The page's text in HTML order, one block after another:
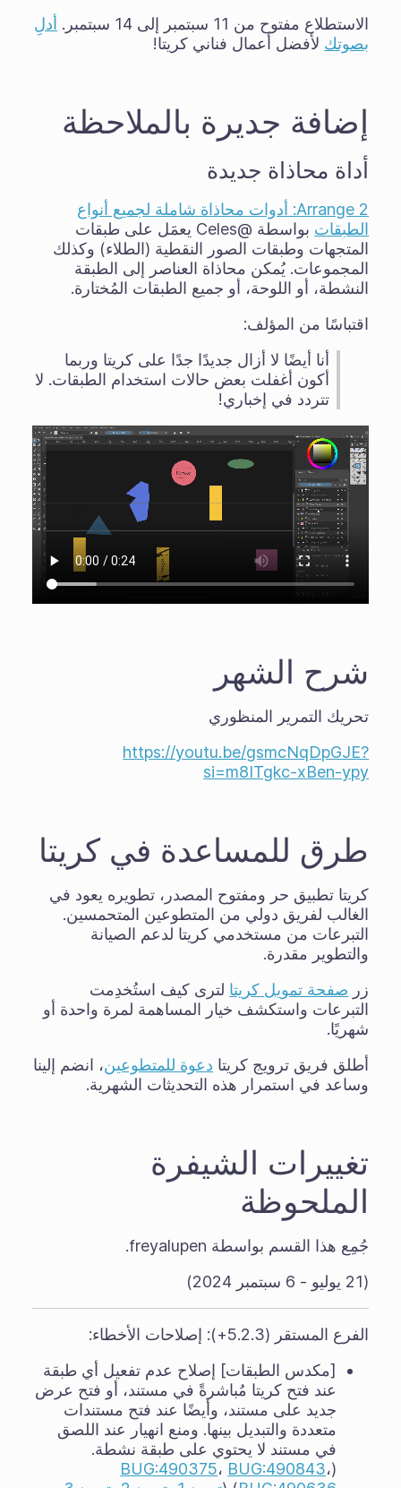
الاستطلاع مفتوح من 11 سبتمبر إلى 14 سبتمبر.
أدلِ
بصوتك لأفضل أعمال فناني كريتا!
إضافة جديرة بالملاحظة
أداة محاذاة جديدة
Arrange 2: أدوات محاذاة شاملة لجميع أنواع
الطبقات
بواسطة @Celes يعمَل على طبقات
المتجهات وطبقات الصور النقطية (الطلاء) وكذلك
المجموعات. يُمكن محاذاة العناصر إلى الطبقة
النشطة، أو اللوحة، أو جميع الطبقات المُختارة.
اقتباسًا من المؤلف:
أنا أيضًا لا أزال جديدًا جدًا على كريتا وربما
أكون أغفلت بعض حالات استخدام الطبقات. لا
تتردد في إخباري!
شرح الشهر
تحريك التمرير المنظوري
https://youtu.be/gsmcNqDpGJE?
si=m8ITgkc-xBen-ypy
طرق للمساعدة في كريتا
كريتا تطبيق حر ومفتوح المصدر، تطويره يعود في
الغالب لفريق دولي من المتطوعين المتحمسين.
التبرعات من مستخدمي كريتا لدعم الصيانة
والتطوير مقدرة.
زر صفحة تمويل كريتا لترى كيف استُخدِمت
التبرعات واستكشف خيار المساهمة لمرة واحدة أو
شهريًا.
أطلق فريق ترويج كريتا دعوة للمتطوعين، انضم إلينا
وساعد في استمرار هذه التحديثات الشهرية.
تغييرات الشيفرة
الملحوظة
جُمِع هذا القسم بواسطة freyalupen.
(21 يوليو - 6 سبتمبر 2024)
الفرع المستقر (5.2.3+): إصلاحات الأخطاء:
[مكدس الطبقات] إصلاح عدم تفعيل أي طبقة
عند فتح كريتا مُباشرةً في مستند، أو فتح عرض
جديد على مستند، وأيضًا عند فتح مستندات
متعددة والتبديل بينها. ومنع انهيار عند اللصق
في مستند لا يحتوي على طبقة نشطة.
(
BUG:490375، BUG:490843،